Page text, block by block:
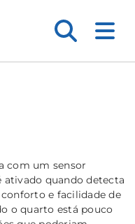
com um sensor
ativado quando detecta
e facilidade de
o quarto está pouco